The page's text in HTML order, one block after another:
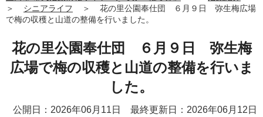
＞
シニアライフ ＞
花の里公園奉仕団 ６月９日 弥生梅広場
で梅の収穫と山道の整備を行いました。
花の里公園奉仕団 ６月９日 弥生梅
広場で梅の収穫と山道の整備を行いま
した。
公開日：2026年06月11日 最終更新日：2026年06月12日